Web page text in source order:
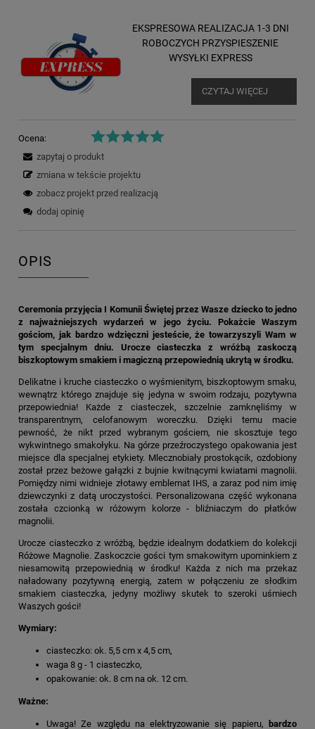
EKSPRESOWA REALIZACJA 1-3 DNI
ROBOCZYCH PRZYSPIESZENIE
WYSYŁKI EXPRESS
CZYTAJ WIĘCEJ
Ocena:
zapytaj o produkt
zmiana w tekście projektu
zobacz projekt przed realizacją
dodaj opinię
OPIS
Ceremonia przyjęcia I Komunii Świętej przez Wasze dziecko to jedno
z najważniejszych wydarzeń w jego życiu. Pokażcie Waszym
gościom, jak bardzo wdzięczni jesteście, że towarzyszyli Wam w
tym specjalnym dniu. Urocze ciasteczka z wróżbą zaskoczą
biszkoptowym smakiem i magiczną przepowiednią ukrytą w środku.
Delikatne i kruche ciasteczko o wyśmienitym, biszkoptowym smaku,
wewnątrz którego znajduje się jedyna w swoim rodzaju, pozytywna
przepowiednia! Każde z ciasteczek, szczelnie zamknęliśmy w
transparentnym, celofanowym woreczku. Dzięki temu macie
pewność, że nikt przed wybranym gościem, nie skosztuje tego
wykwintnego smakołyku. Na górze przeźroczystego opakowania jest
miejsce dla specjalnej etykiety. Mlecznobiały prostokącik, ozdobiony
został przez beżowe gałązki z bujnie kwitnącymi kwiatami magnolii.
Pomiędzy nimi widnieje złotawy emblemat IHS, a zaraz pod nim imię
dziewczynki z datą uroczystości. Personalizowana część wykonana
została czcionką w różowym kolorze - bliźniaczym do płatków
magnolii.
Urocze ciasteczko z wróżbą, będzie idealnym dodatkiem do kolekcji
Różowe Magnolie. Zaskoczcie gości tym smakowitym upominkiem z
niesamowitą przepowiednią w środku! Każda z nich ma przekaz
naładowany pozytywną energią, zatem w połączeniu ze słodkim
smakiem ciasteczka, jedyny możliwy skutek to szeroki uśmiech
Waszych gości!
Wymiary:
ciasteczko: ok. 5,5 cm x 4,5 cm,
waga 8 g - 1 ciasteczko,
opakowanie: ok. 8 cm na ok. 12 cm.
Ważne:
Uwaga! Ze względu na elektryzowanie się papieru, bardzo